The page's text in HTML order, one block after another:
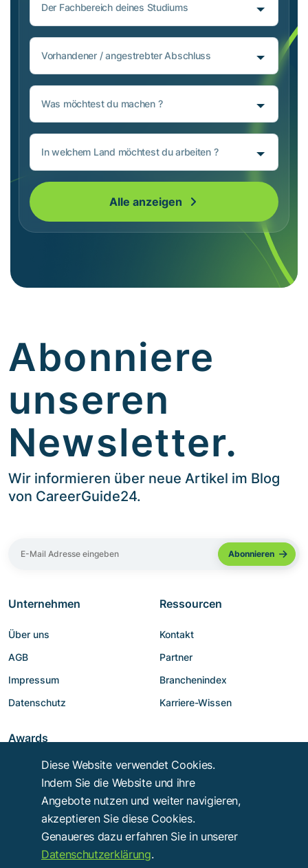
Was möchtest du machen ?
Der Fachbereich deines Studiums
In welchem Land möchtest du arbeiten ?
Vorhandener / angestrebter Abschluss
Alle anzeigen
Abonniere
unseren
Newsletter.
Wir informieren über neue Artikel im Blog
von CareerGuide24.
Unternehmen
Über uns
AGB
Impressum
Datenschutz
Ressourcen
Kontakt
Partner
Branchenindex
Karriere-Wissen
Awards
Diese Website verwendet Cookies.
Indem Sie die Website und ihre
Angebote nutzen und weiter navigieren,
akzeptieren Sie diese Cookies.
Genaueres dazu erfahren Sie in unserer
Datenschutzerklärung.